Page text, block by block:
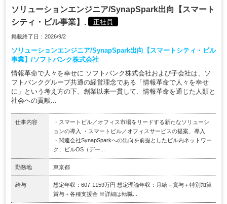
ソリューションエンジニア/SynapSpark出向【スマート
シティ・ビル事業】.
正社員
掲載終了日：2026/9/2
ソリューションエンジニア/SynapSpark出向【スマートシティ・ビル
事業】/ソフトバンク株式会社
情報革命で人々を幸せに ソフトバンク株式会社および子会社は、ソ
フトバンクグループ共通の経営理念である「情報革命で人々を幸せ
に」という考え方の下、創業以来一貫して、情報革命を通じた人類と
社会への貢献...
仕事内容
・スマートビル／オフィス市場をリードする新たなソリューシ
ョンの導入 ・スマートビル／オフィスサービスの提案、導入
・関連会社SynapSparkへの出向を前提としたビル内ネットワー
ク、ビルOS（デー...
勤務地 東京都
給与
想定年収：607-1159万円 想定理論年収：月給＋賞与＋特別加算
賞与＋各種支援金 ※詳細は転職...